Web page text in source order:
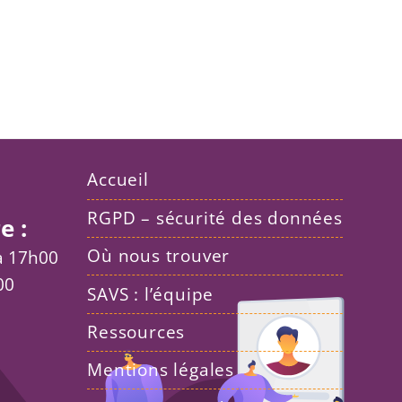
:
17h00
Accueil
RGPD – sécurité des données
Où nous trouver
SAVS : l’équipe
Ressources
Mentions légales